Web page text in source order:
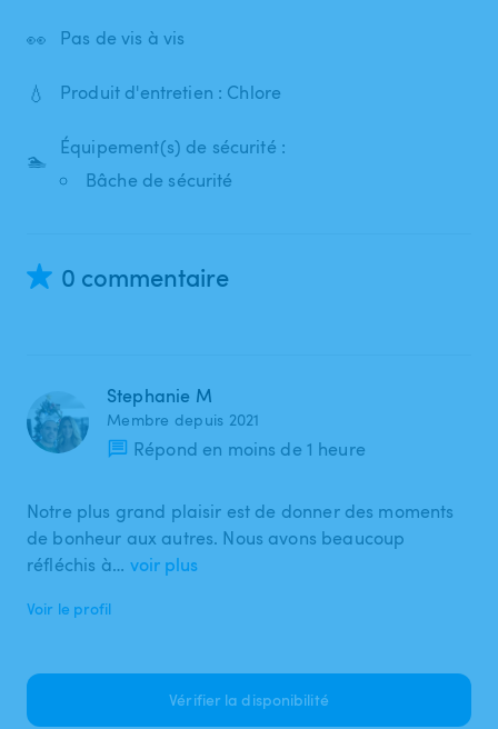
👀 Pas de vis à vis
💧 Produit d'entretien : Chlore
🏊
Équipement(s) de sécurité :
Bâche de sécurité
0 commentaire
Stephanie M
Membre depuis 2021
Répond en moins de 1 heure
Notre plus grand plaisir est de donner des moments
de bonheur aux autres. Nous avons beaucoup
réfléchis à… voir plus
Voir le profil
Vérifier la disponibilité